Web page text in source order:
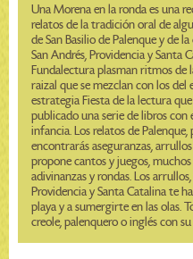
Una Morena en la ronda es una
relatos de la tradición oral de
de San Basilio de Palenque y de
San Andrés, Providencia y Santa
Fundalectura plasman ritmos de
raizal que se mezclan con los del
estrategia Fiesta de la lectura
publicado una serie de libros
infancia. Los relatos de
encontrarás aseguranzas,
propone cantos y juegos,
adivinanzas y rondas. Los
Providencia y Santa Catalina te
playa y a sumergirte en las olas.
creole, palenquero o inglés con